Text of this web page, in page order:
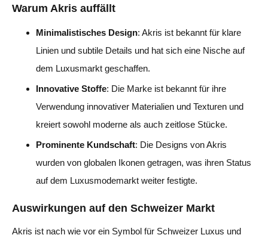
Warum Akris auffällt
Minimalistisches Design: Akris ist bekannt für klare
Linien und subtile Details und hat sich eine Nische auf
dem Luxusmarkt geschaffen.
Innovative Stoffe: Die Marke ist bekannt für ihre
Verwendung innovativer Materialien und Texturen und
kreiert sowohl moderne als auch zeitlose Stücke.
Prominente Kundschaft: Die Designs von Akris
wurden von globalen Ikonen getragen, was ihren Status
auf dem Luxusmodemarkt weiter festigte.
Auswirkungen auf den Schweizer Markt
Akris ist nach wie vor ein Symbol für Schweizer Luxus und